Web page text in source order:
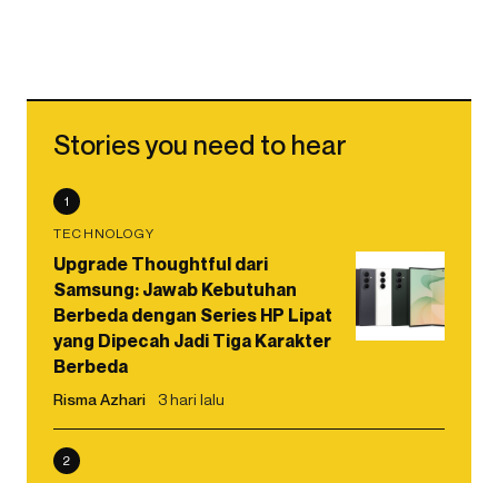
Stories you need to hear
1
TECHNOLOGY
Upgrade Thoughtful dari
Samsung: Jawab Kebutuhan
Berbeda dengan Series HP Lipat
yang Dipecah Jadi Tiga Karakter
Berbeda
Risma Azhari 3 hari lalu
2